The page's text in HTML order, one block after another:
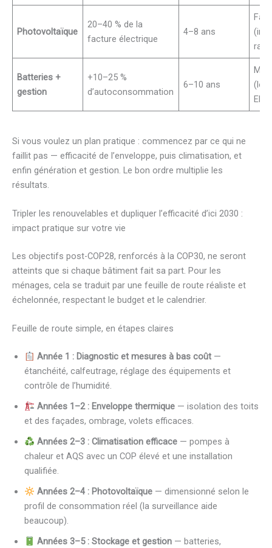
Photovoltaïque
20–40 % de la
facture électrique
4–8 ans
Batteries +
gestion
+10–25 %
d’autoconsommation
6–10 ans
Si vous voulez un plan pratique : commencez par ce qui ne
faillit pas — efficacité de l’enveloppe, puis climatisation, et
enfin génération et gestion. Le bon ordre multiplie les
résultats.
Tripler les renouvelables et dupliquer l’efficacité d’ici 2030 :
impact pratique sur votre vie
Les objectifs post-COP28, renforcés à la COP30, ne seront
atteints que si chaque bâtiment fait sa part. Pour les
ménages, cela se traduit par une feuille de route réaliste et
échelonnée, respectant le budget et le calendrier.
Feuille de route simple, en étapes claires
Année 1 : Diagnostic et mesures à bas coût—
étanchéité, calfeutrage, réglage des équipements et
contrôle de l’humidité.
Années 1–2 : Enveloppe thermique— isolation des toits
et des façades, ombrage, volets efficaces.
Années 2–3 : Climatisation efficace— pompes à
chaleur et AQS avec un COP élevé et une installation
qualifiée.
Années 2–4 : Photovoltaïque— dimensionné selon le
profil de consommation réel (la surveillance aide
beaucoup).
Années 3–5 : Stockage et gestion— batteries,